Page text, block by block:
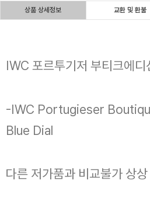
상품 상세정보 교환 및 환불
IWC 포르투기저 부티크에디
-IWC Portugieser
Blue Dial
다른 저가품과 비교불가 상